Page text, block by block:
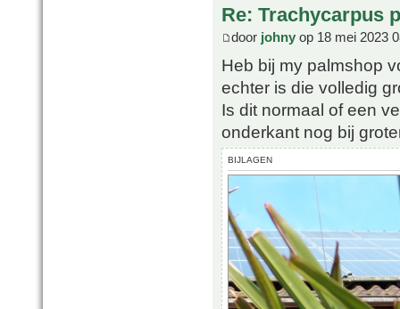
Re: Trachycarpus
door johny op 18 mei 2023
Heb bij my palmshop
echter is die volledig
Is dit normaal of een
onderkant nog bij
BIJLAGEN